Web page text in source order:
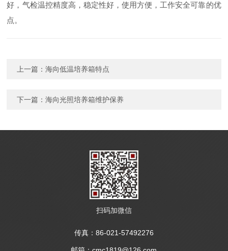
好，气检温控精度高，稳定性好，使用方便，工作安全可靠的优
点。
上一篇：海向低温培养箱特点
下一篇：海向光照培养箱维护保养
扫码加微信
传真：86-021-57492276